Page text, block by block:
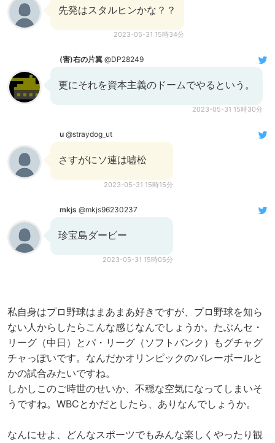
先発はスタルヒンかな？？
2023-05-31 15時34分
(害)右の片翼 @DP28249
更にそれを資本主義のドームでやるという。
2023-05-31 15時30分
u @straydog_ut
さすがにソ連は嘘松
2023-05-31 15時15分
mkjs @mkjs96230237
珍宝島ダービー
2023-05-31 15時05分
私自身はプロ野球はまあまあ好きですが、プロ野球を知ら
ない人からしたらこんな感じなんでしょうか。たぶんセ・
リーグ（中日）とパ・リーグ（ソフトバンク）もグチャグ
チャっぽいです。なんだかオリンピックのバレーボールと
かの試合みたいですね。
しかしこのご時世のせいか、不穏な空気になってしまいそ
うですね。WBCとかだとしたら、ありなんでしょうか。
なんにせよ、どんなスポーツでもみんな楽しくやったり観